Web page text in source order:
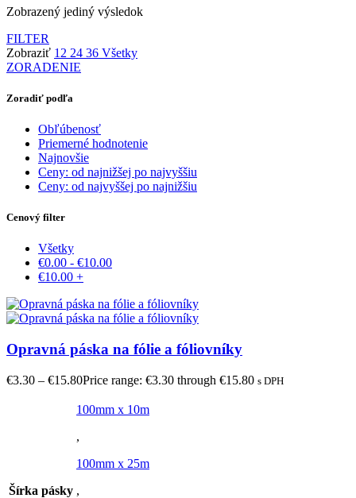
Zobrazený jediný výsledok
FILTER
Zobraziť 12 24 36 Všetky
ZORADENIE
Zoradiť podľa
Obľúbenosť
Priemerné hodnotenie
Najnovšie
Ceny: od najnižšej po najvyššiu
Ceny: od najvyššej po najnižšiu
Cenový filter
Všetky
€0.00 - €10.00
€10.00 +
Opravná páska na fólie a fóliovníky
€3.30 – €15.80Price range: €3.30 through €15.80 s DPH
Šírka pásky
100mm x 10m
,
100mm x 25m
,